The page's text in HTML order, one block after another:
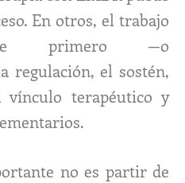
En otros, el trabajo
primero —o
regulación, el sostén,
vínculo terapéutico y
no es partir de